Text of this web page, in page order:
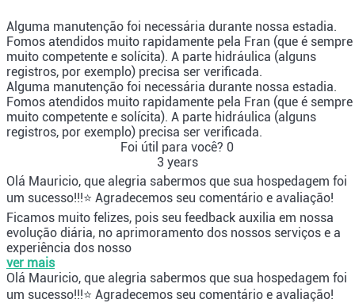
Alguma manutenção foi necessária durante nossa estadia.
Fomos atendidos muito rapidamente pela Fran (que é sempre
muito competente e solícita). A parte hidráulica (alguns
registros, por exemplo) precisa ser verificada.
Alguma manutenção foi necessária durante nossa estadia.
Fomos atendidos muito rapidamente pela Fran (que é sempre
muito competente e solícita). A parte hidráulica (alguns
registros, por exemplo) precisa ser verificada.
Foi útil para você? 0
3 years
Olá Mauricio, que alegria sabermos que sua hospedagem foi
um sucesso!!!⭐ Agradecemos seu comentário e avaliação!
Ficamos muito felizes, pois seu feedback auxilia em nossa
evolução diária, no aprimoramento dos nossos serviços e a
experiência dos nosso
ver mais
Olá Mauricio, que alegria sabermos que sua hospedagem foi
um sucesso!!!⭐ Agradecemos seu comentário e avaliação!